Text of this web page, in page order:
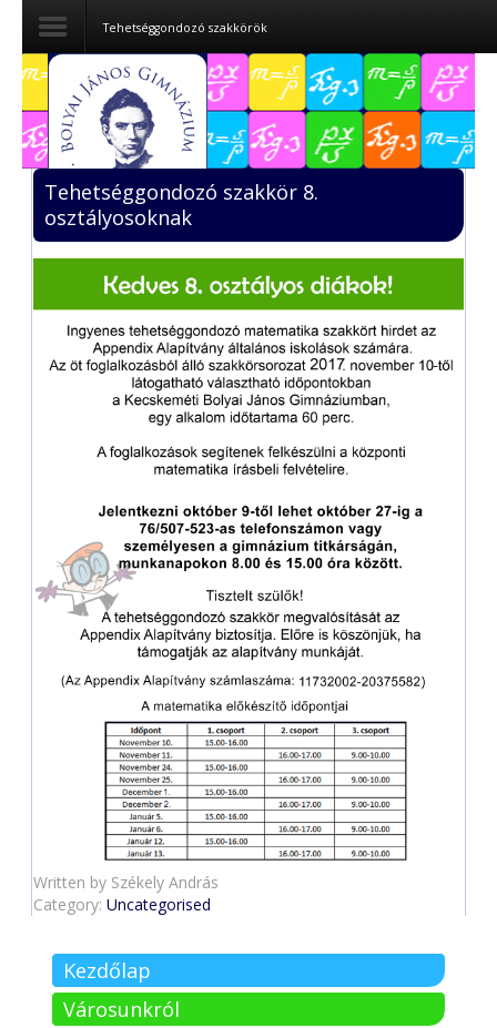
Dokumentumok
Felvételizőknek
Pályázatok
Közérdekű
adatok
Tanárjelölteknek
Tehetséggondozó szakkörök
Tehetséggondozó szakkör 8.
osztályosoknak
Written by Székely András
Category:Uncategorised
Kezdőlap
Városunkról